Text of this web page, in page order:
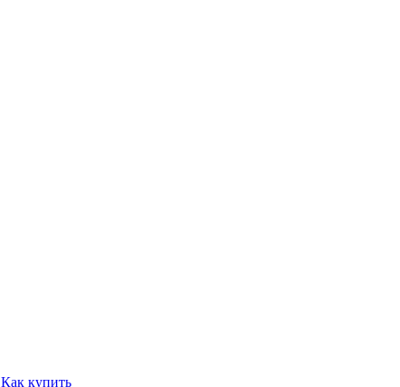
Как купить